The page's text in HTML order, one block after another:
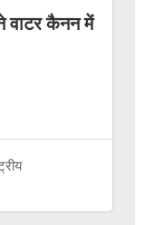
वाटर कैनन में